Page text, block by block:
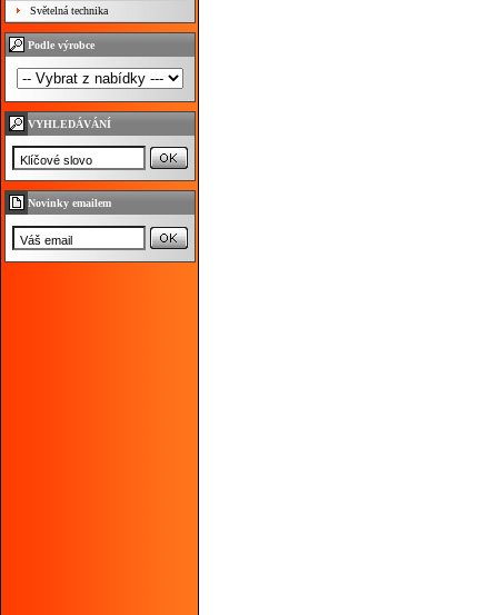
Světelná technika
Podle výrobce
VYHLEDÁVÁNÍ
Novinky emailem